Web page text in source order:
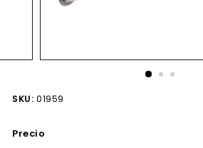
SKU: 01959
Precio